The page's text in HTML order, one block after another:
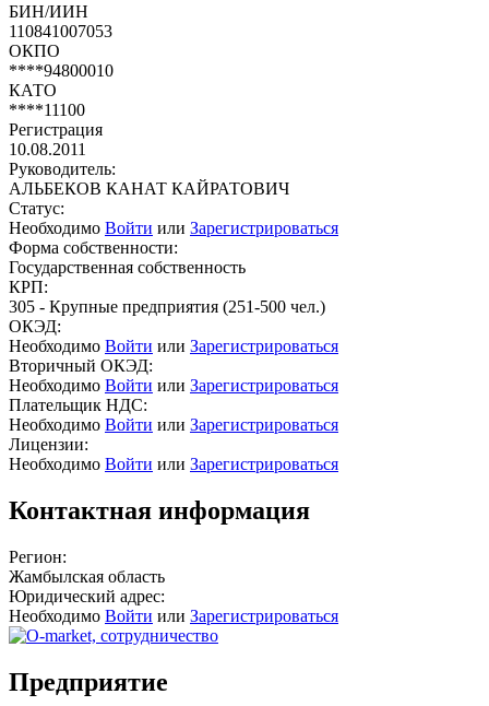
БИН/ИИН
110841007053
ОКПО
****94800010
КАТО
****11100
Регистрация
10.08.2011
Руководитель:
АЛЬБЕКОВ КАНАТ КАЙРАТОВИЧ
Статус:
Необходимо Войти или Зарегистрироваться
Форма собственности:
Государственная собственность
КРП:
305 - Крупные предприятия (251-500 чел.)
ОКЭД:
Необходимо Войти или Зарегистрироваться
Вторичный ОКЭД:
Необходимо Войти или Зарегистрироваться
Плательщик НДС:
Необходимо Войти или Зарегистрироваться
Лицензии:
Необходимо Войти или Зарегистрироваться
Контактная информация
Регион:
Жамбылская область
Юридический адрес:
Необходимо Войти или Зарегистрироваться
Предприятие